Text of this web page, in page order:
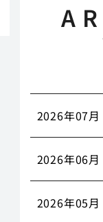
2026年07月
2026年06月
2026年05月